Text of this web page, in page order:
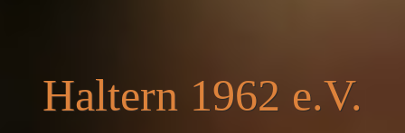
Haltern 1962 e.V.